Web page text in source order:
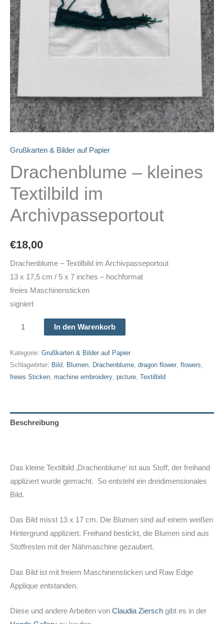
Grußkarten & Bilder auf Papier
Drachenblume – kleines
Textilbild im
Archivpasseportout
€18,00
Drachenblume – Textilbild im Archivpasseportout
13 x 17,5 cm / 5 x 7 inches – hochformat
freies Maschinensticken
signiert
Drachenblume
kleines
Textilbild
im
In den Warenkorb
Kategorie: Grußkarten & Bilder auf Papier
Schlagwörter: Bild, Blumen, Drachenblume, dragon flower, flowers,
freies Sticken, machine embroidery, picture, Textilbild
Beschreibung
Das kleine Textilbild ‚Drachenblume‘ ist aus Stoff, der freihand
appliziert wurde gemacht. So entsteht ein dreidimensionales
Bild.
Das Bild misst 13 x 17 cm. Die Blumen sind auf einem weißen
Hintergrund appliziert. Freihand bestickt, die Blumen sind aus
Stoffresten mit der Nähmaschine gezaubert.
Das Bild ist mit freiem Maschinensticken und Raw Edge
Applique entstanden.
Diese und andere Arbeiten von Claudia Ziersch gibt es in der